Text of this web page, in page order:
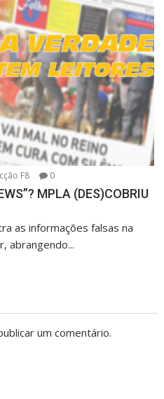
F8 0
MPLA (DES)COBRIU
as informações falsas na
abrangendo...
um comentário.